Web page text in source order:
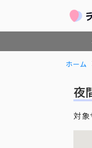
ホーム
夜
対象